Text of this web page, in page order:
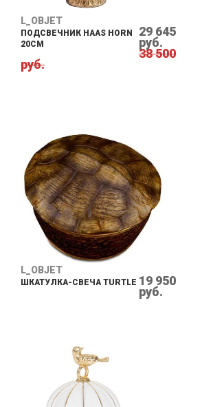
L_OBJET
ПОДСВЕЧНИК HAAS HORN
20CM
29 645
руб.
38 500
руб.
L_OBJET
ШКАТУЛКА-СВЕЧА TURTLE 19 950
руб.